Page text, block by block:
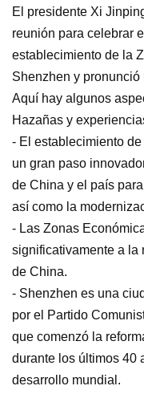
El presidente Xi
reunión para celebrar
establecimiento de la
Shenzhen y pronunció
Aquí hay algunos
Hazañas y
- El establecimiento
un gran paso
de China y el país
así como la
- Las Zonas
significativamente a la
de China.
- Shenzhen es una
por el Partido
que comenzó la
durante los últimos 40
desarrollo mundial.